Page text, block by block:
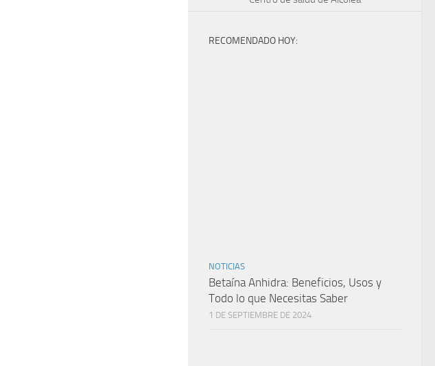
RECOMENDADO HOY:
NOTICIAS
Betaína Anhidra: Beneficios, Usos y
Todo lo que Necesitas Saber
1 DE SEPTIEMBRE DE 2024